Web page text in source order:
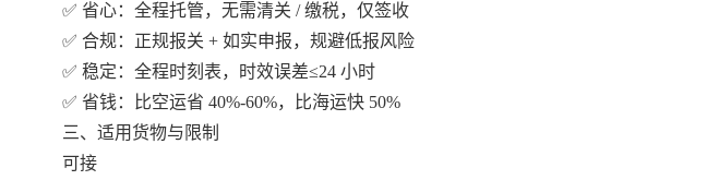
✅ 省心：全程托管，无需清关 / 缴税，仅签收
✅ 合规：正规报关 + 如实申报，规避低报风险
✅ 稳定：全程时刻表，时效误差≤24 小时
✅ 省钱：比空运省 40%-60%，比海运快 50%
三、适用货物与限制
可接